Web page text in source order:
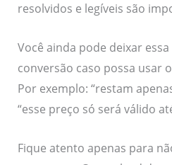
resolvidos e legíveis são
Você ainda pode deixar
conversão caso possa usar
Por exemplo: “restam
“esse preço só será válido
Fique atento apenas para